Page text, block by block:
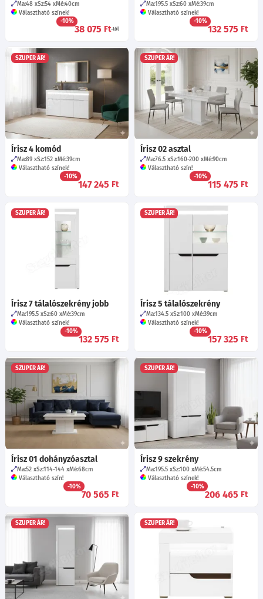
Ma:48 Sz:54 Mé:40cm
Választható színek!
-10%
38 075 Ft-tól
Ma:195.5 Sz:60 Mé:39cm
Választható színek!
-10%
132 575 Ft
SZUPER ÁR!
Írisz 4 komód
Ma:89 Sz:152 Mé:39cm
Választható színek!
-10%
147 245 Ft
SZUPER ÁR!
Írisz 02 asztal
Ma:76.5 Sz:160-200 Mé:90cm
Választható szín!
-10%
115 475 Ft
SZUPER ÁR!
Írisz 7 tálalószekrény jobb
Ma:195.5 Sz:60 Mé:39cm
Választható színek!
-10%
132 575 Ft
SZUPER ÁR!
Írisz 5 tálalószekrény
Ma:134.5 Sz:100 Mé:39cm
Választható színek!
-10%
157 325 Ft
SZUPER ÁR!
Írisz 01 dohányzóasztal
Ma:52 Sz:114-144 Mé:68cm
Választható szín!
-10%
70 565 Ft
SZUPER ÁR!
Írisz 9 szekrény
Ma:195.5 Sz:100 Mé:54.5cm
Választható színek!
-10%
206 465 Ft
SZUPER ÁR! SZUPER ÁR!